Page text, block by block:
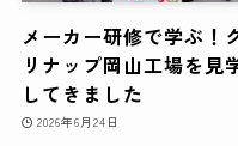
メーカー研修で学ぶ！
リナップ岡山工場を見
してきました
2026年6月24日